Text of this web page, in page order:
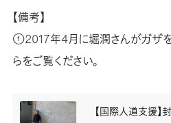
【備考】
①2017年4月に堀潤さんがガザ
らをご覧ください。
【国際人道支援】